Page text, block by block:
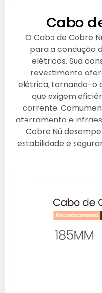
Cabo
O Cabo de Cobre
para a condução
elétricos. Sua
revestimento
elétrica, tornando-o
que exigem
corrente.
aterramento e
Cobre Nú
estabilidade e